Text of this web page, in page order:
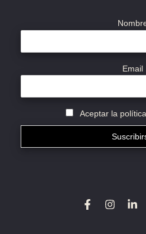
Email
Aceptar la